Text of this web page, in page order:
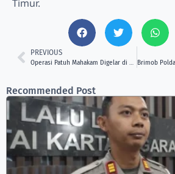
Timur.
PREVIOUS
Operasi Patuh Mahakam Digelar di Kukar, Bapenda Kaltim Tingkatkan Kepatuhan Pajak Kendaraan
Recommended Post